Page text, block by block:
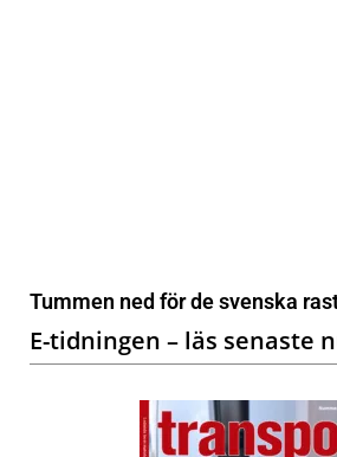
Tummen ned för de svenska
E-tidningen – läs senaste